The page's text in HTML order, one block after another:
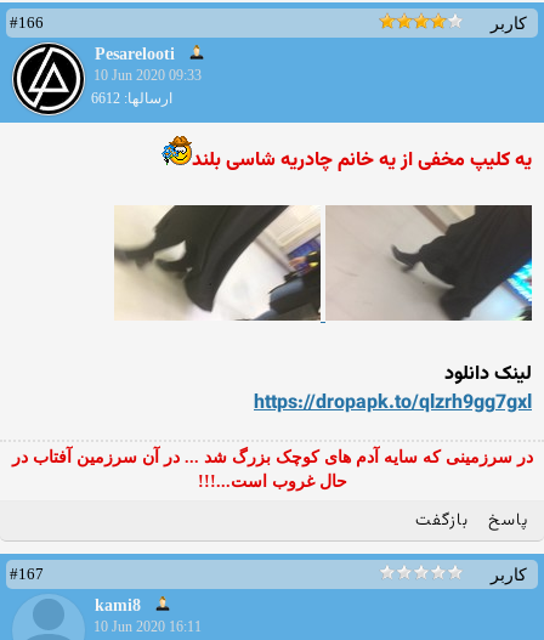
کاربر
#166
Pesarelooti
10 Jun 2020 09:33
ارسالها: 6612
یه کلیپ مخفی از یه خانم چادریه شاسی بلند
لینک دانلود
https://dropapk.to/qlzrh9gg7gxl
در سرزمینی که سایه آدم های کوچک بزرگ شد ... در آن سرزمین آفتاب در
حال غروب است...!!!
پاسخ بازگفت
کاربر
#167
kami8
10 Jun 2020 16:11